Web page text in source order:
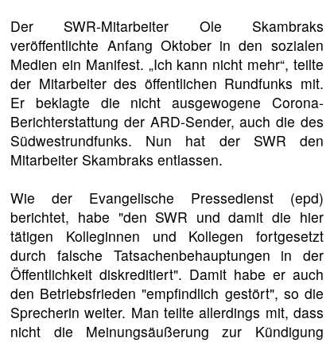
Der SWR-Mitarbeiter Ole Skambraks
veröffentlichte Anfang Oktober in den sozialen
Medien ein Manifest. „Ich kann nicht mehr“, teilte
der Mitarbeiter des öffentlichen Rundfunks mit.
Er beklagte die nicht ausgewogene Corona-
Berichterstattung der ARD-Sender, auch die des
Südwestrundfunks. Nun hat der SWR den
Mitarbeiter Skambraks entlassen.
Wie der Evangelische Pressedienst (epd)
berichtet, habe "den SWR und damit die hier
tätigen Kolleginnen und Kollegen fortgesetzt
durch falsche Tatsachenbehauptungen in der
Öffentlichkeit diskreditiert". Damit habe er auch
den Betriebsfrieden "empfindlich gestört", so die
Sprecherin weiter. Man teilte allerdings mit, dass
nicht die Meinungsäußerung zur Kündigung